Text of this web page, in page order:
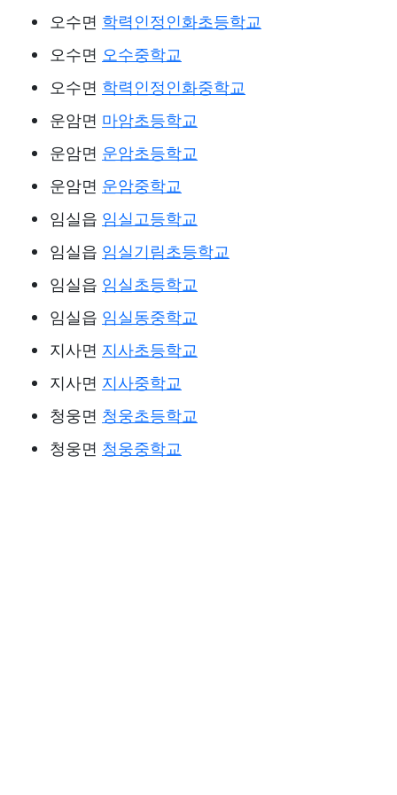
오수면 학력인정인화초등학교
오수면 오수중학교
오수면 학력인정인화중학교
운암면 마암초등학교
운암면 운암초등학교
운암면 운암중학교
임실읍 임실고등학교
임실읍 임실기림초등학교
임실읍 임실초등학교
임실읍 임실동중학교
지사면 지사초등학교
지사면 지사중학교
청웅면 청웅초등학교
청웅면 청웅중학교